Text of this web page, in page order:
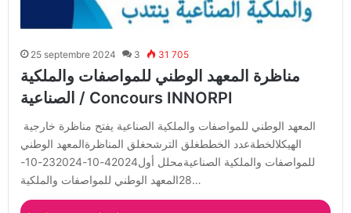
25 septembre 2024 3 31 705
مناظرة المعهد الوطني للمواصفات والملكية
الصناعية / Concours INNORPI
المعهد الوطني للمواصفات والملكية الصناعية يفتح مناظرة خارجية
الهيكلالخطةعدد الخططغلق الترشحغلق المناظرةالمعهد الوطني
للمواصفات والملكية الصناعيةمحلل أول42024-10-232024-10-
28المعهد الوطني للمواصفات والملكية…